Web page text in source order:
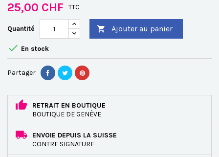
25,00 CHF TTC
Quantité  Ajouter au panier
 En stock
Partager
RETRAIT EN BOUTIQUE
BOUTIQUE DE GENÈVE
ENVOIE DEPUIS LA SUISSE
CONTRE SIGNATURE